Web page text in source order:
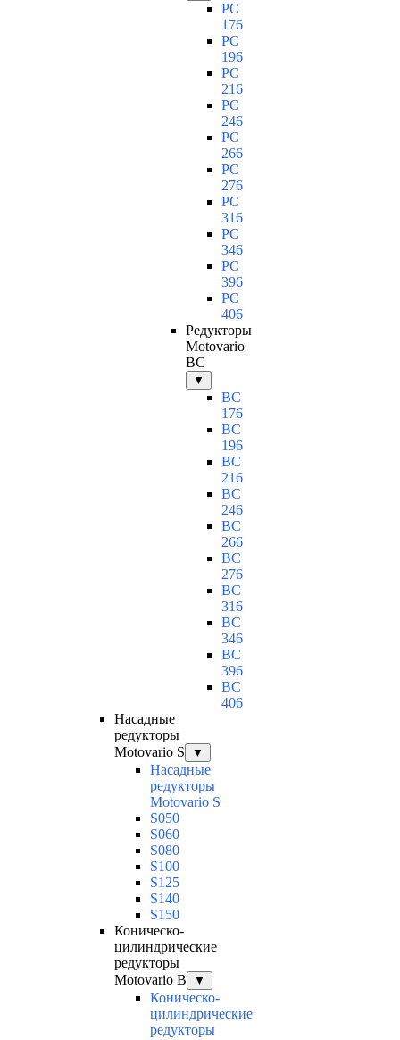
PC
176
PC
196
PC
216
PC
246
PC
266
PC
276
PC
316
PC
346
PC
396
PC
406
Редукторы
Motovario
BC
▼
BC
176
BC
196
BC
216
BC
246
BC
266
BC
276
BC
316
BC
346
BC
396
BC
406
Насадные
редукторы
Motovario S
▼
Насадные
редукторы
Motovario S
S050
S060
S080
S100
S125
S140
S150
Коническо-
цилиндрические
редукторы
Motovario B
▼
Коническо-
цилиндрические
редукторы